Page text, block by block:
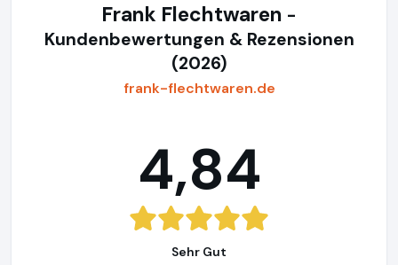
Frank Flechtwaren -
Kundenbewertungen & Rezensionen
(2026)
frank-flechtwaren.de
4,84
Sehr Gut